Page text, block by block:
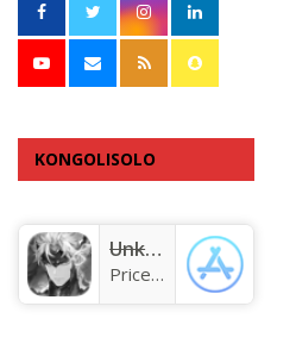
KONGOLISOLO
Unknown app
Price:Free